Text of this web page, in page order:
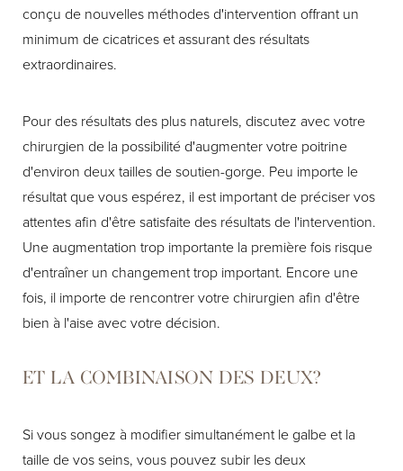
conçu de nouvelles méthodes d'intervention offrant un
minimum de cicatrices et assurant des résultats
extraordinaires.
Pour des résultats des plus naturels, discutez avec votre
chirurgien de la possibilité d'augmenter votre poitrine
d'environ deux tailles de soutien-gorge. Peu importe le
résultat que vous espérez, il est important de préciser vos
attentes afin d'être satisfaite des résultats de l'intervention.
Une augmentation trop importante la première fois risque
d'entraîner un changement trop important. Encore une
fois, il importe de rencontrer votre chirurgien afin d'être
bien à l'aise avec votre décision.
ET LA COMBINAISON DES DEUX?
Si vous songez à modifier simultanément le galbe et la
taille de vos seins, vous pouvez subir les deux